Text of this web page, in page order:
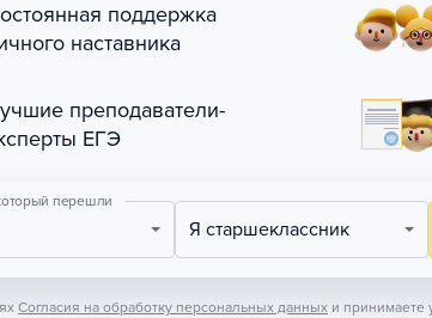
поддержка
наставника
преподаватели-
ЕГЭ
перешли
Я старшеклассник
Согласия на обработку персональных данных и принимаете